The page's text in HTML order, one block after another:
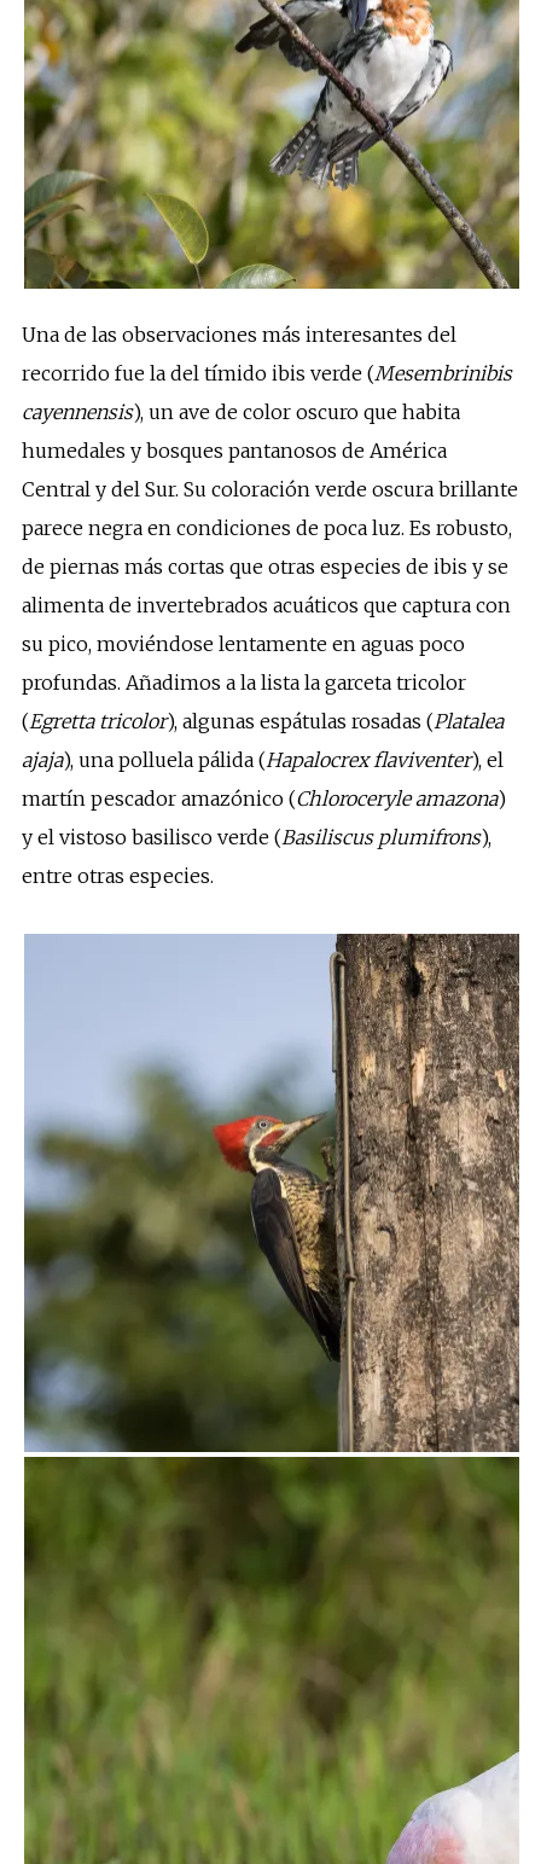
Una de las observaciones más interesantes del
recorrido fue la del tímido ibis verde (Mesembrinibis
cayennensis), un ave de color oscuro que habita
humedales y bosques pantanosos de América
Central y del Sur. Su coloración verde oscura brillante
parece negra en condiciones de poca luz. Es robusto,
de piernas más cortas que otras especies de ibis y se
alimenta de invertebrados acuáticos que captura con
su pico, moviéndose lentamente en aguas poco
profundas. Añadimos a la lista la garceta tricolor
(Egretta tricolor), algunas espátulas rosadas (Platalea
ajaja), una polluela pálida (Hapalocrex flaviventer), el
martín pescador amazónico (Chloroceryle amazona)
y el vistoso basilisco verde (Basiliscus plumifrons),
entre otras especies.